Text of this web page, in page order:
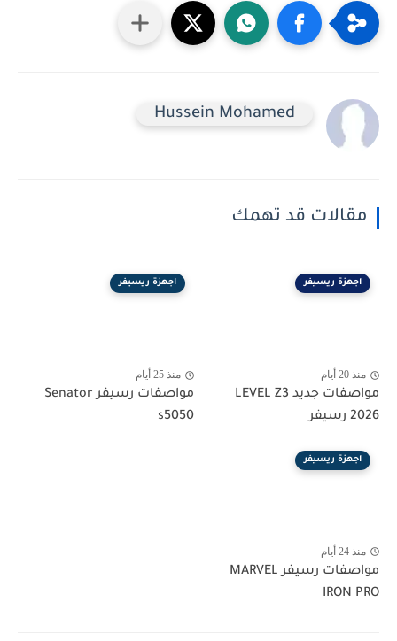
Hussein Mohamed
مقالات قد تهمك
اجهزة ريسيفر
منذ 20 أيام
مواصفات جديد LEVEL Z3
2026 رسيفر
اجهزة ريسيفر
منذ 25 أيام
مواصفات رسيفر Senator
s5050
اجهزة ريسيفر
منذ 24 أيام
مواصفات رسيفر MARVEL
IRON PRO